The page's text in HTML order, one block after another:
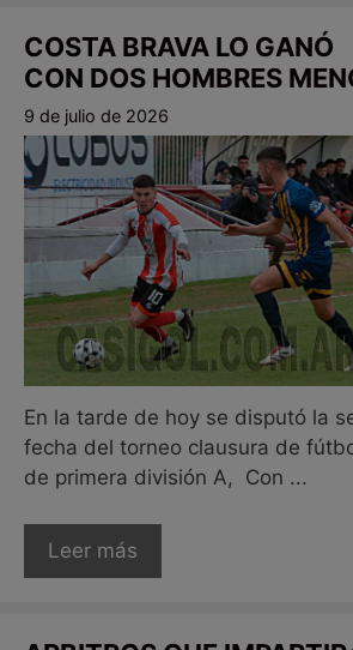
COSTA BRAVA LO GANÓ
CON DOS HOMBRES
9 de julio de 2026
En la tarde de hoy se disputó la
fecha del torneo clausura de
de primera división A, Con ...
Leer más